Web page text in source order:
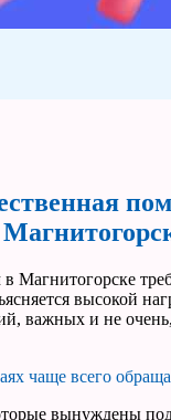
Магнитогорске
высокой
важных и не
чаще всего
вынуждены